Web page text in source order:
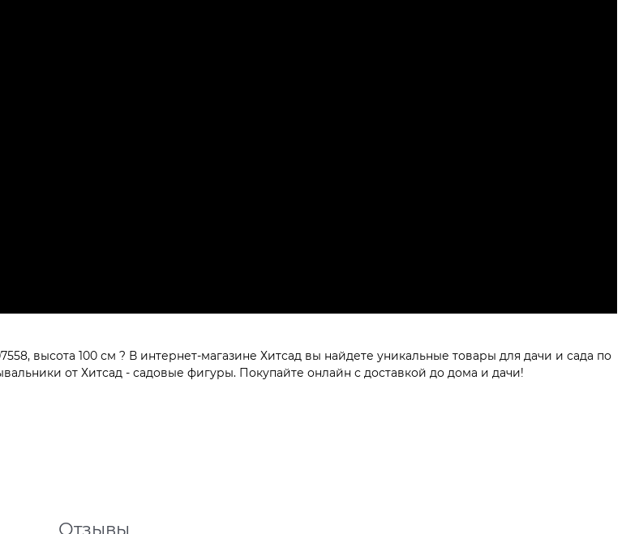
высота 100 см ? В интернет-магазине Хитсад вы найдете уникальные товары для дачи и сада по
от Хитсад - садовые фигуры. Покупайте онлайн с доставкой до дома и дачи!
Отзывы